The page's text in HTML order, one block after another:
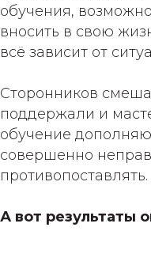
обучения,
вносить в свою
всё зависит от
Сторонников
поддержали и
обучение
совершенно
противопоставлять.
А вот результаты